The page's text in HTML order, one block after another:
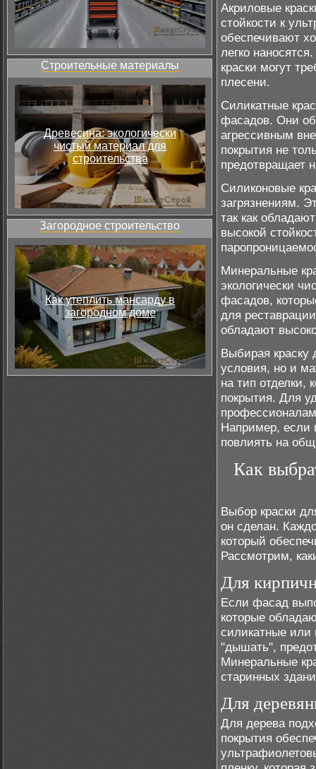
Строительные материалы
Древесина: экологически
чистый материал для
строительства
Загородное строительство
Как утеплить мансарду в
загородном доме
Акриловые
стойкости к
обеспечивают
легко
краски могут
плесени.
Силикатные
фасадов. Они
агрессивным
покрытия не
предотвращает
Силиконовые
загрязнениям.
так как
высокой
Минеральные
экологически
фасадов,
для
обладают
Выбирая краску
условия, но и
на тип отделки,
покрытия. Для
Например,
повлиять на
Как
Выбор краски
он сделан.
который
Рассмотрим,
Для
Если фасад
которые
силикатные или
"дышать",
Минеральные
старинных
Для
Для дерева
покрытия